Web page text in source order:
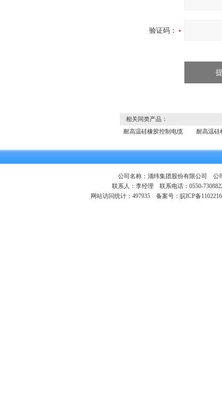
验证码：
相关同类产品：
耐高温硅橡胶控制电缆
耐高温硅
公司名称：涌纬集团股份有限公司 公
联系人：李经理 联系电话：0550-
网站访问统计：497935 备案号：皖ICP备